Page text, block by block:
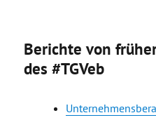
Berichte von
des #TGVeb